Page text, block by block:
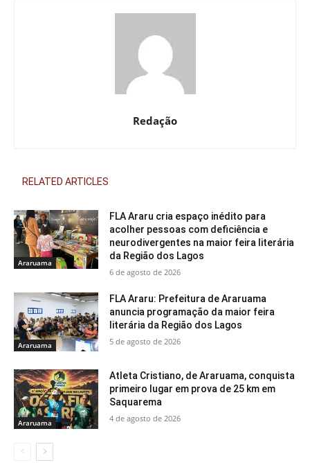
Redação
RELATED ARTICLES
Araruama
FLA Araru cria espaço inédito para
acolher pessoas com deficiência e
neurodivergentes na maior feira literária
da Região dos Lagos
6 de agosto de 2026
Araruama
FLA Araru: Prefeitura de Araruama
anuncia programação da maior feira
literária da Região dos Lagos
5 de agosto de 2026
Araruama
Atleta Cristiano, de Araruama, conquista
primeiro lugar em prova de 25 km em
Saquarema
4 de agosto de 2026